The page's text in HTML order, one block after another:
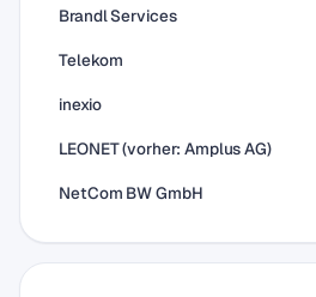
Brandl Services
Telekom
inexio
LEONET (vorher: Amplus AG)
NetCom BW GmbH